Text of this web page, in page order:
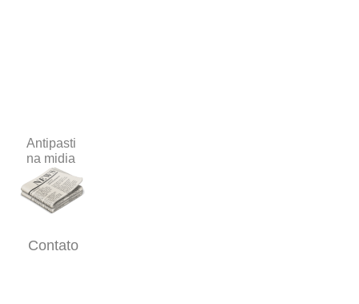
Antipasti
na midia
Contato